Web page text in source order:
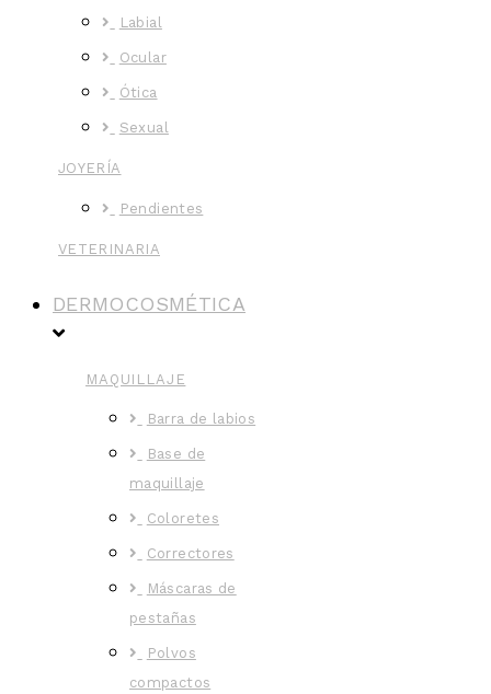
Labial
Ocular
Ótica
Sexual
JOYERÍA
Pendientes
VETERINARIA
DERMOCOSMÉTICA
MAQUILLAJE
Barra de labios
Base de
maquillaje
Coloretes
Correctores
Máscaras de
pestañas
Polvos
compactos